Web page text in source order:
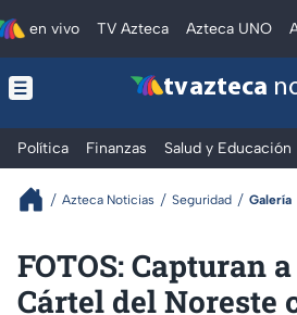
en vivo TV Azteca Azteca UNO
tv azteca
Política Finanzas Salud y Educación
Azteca Noticias Seguridad Galería
FOTOS: Capturan
Cártel del Noreste